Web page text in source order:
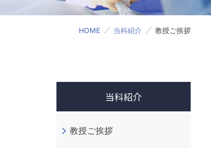
HOME 当科紹介 教授ご挨拶
当科紹介
教授ご挨拶